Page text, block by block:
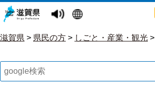
滋賀県 > 県民の方 > しごと・産業・観光 >